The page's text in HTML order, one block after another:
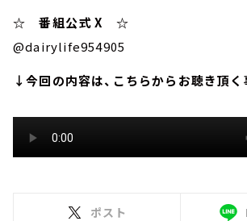
☆ 番組公式 X ☆
@dairylife954905
↓今回の内容は、こちらからお聴き頂
ポスト